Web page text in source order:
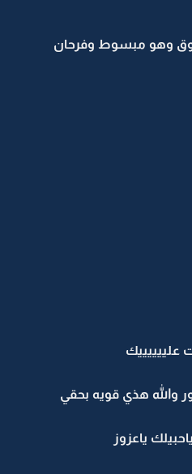
وهو مبسوط وفرحان
والله هذي قويه بحقي
ياعزوز